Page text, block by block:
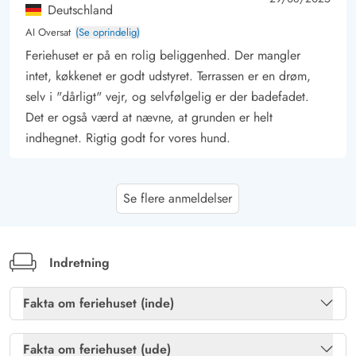
Deutschland
AI Oversat (Se oprindelig)
Feriehuset er på en rolig beliggenhed. Der mangler
intet, køkkenet er godt udstyret. Terrassen er en drøm,
selv i "dårligt" vejr, og selvfølgelig er der badefadet.
Det er også værd at nævne, at grunden er helt
indhegnet. Rigtig godt for vores hund.
Michaela Reuther
Huset har alt, hvad man behøver. Haven er velplejet og
meget godt. Sofaen er stor og virker ny.
Opvaskemaskine, vaskemaskine og tørretumbler var rene
og kunne bruges uden bekymring. Alt i alt ville vi booke
Se flere anmeldelser
Indretning
Fakta om feriehuset (inde)
Brændeovn
Ja
Fakta om feriehuset (ude)